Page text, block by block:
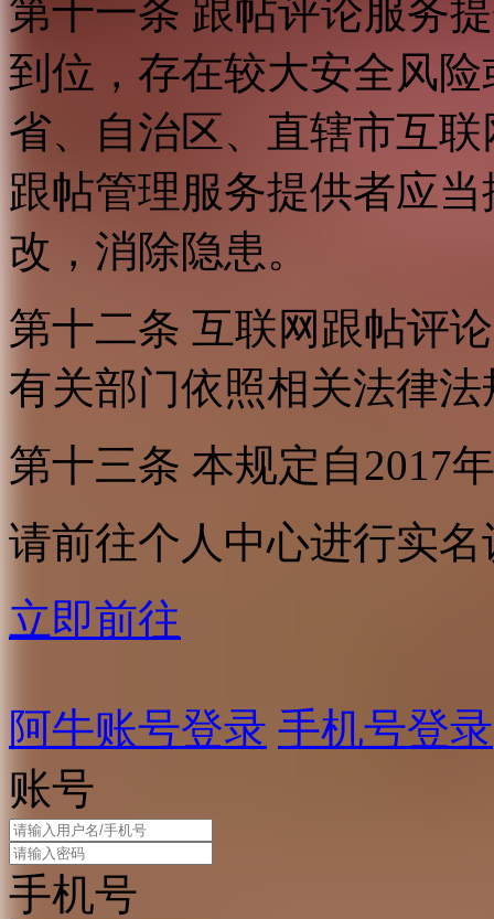
第十一条 跟帖评论服务
到位，存在较大安全风
省、自治区、直辖市互
跟帖管理服务提供者应
改，消除隐患。
第十二条 互联网跟帖评
有关部门依照相关法律
第十三条 本规定自2017
请前往个人中心进行实名
立即前往
阿牛账号登录 手机号登录
账号
手机号